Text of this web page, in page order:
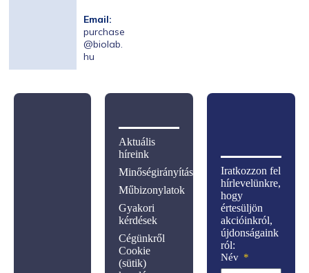
Email:
purchase
@biolab.
hu
Iratkozzon fel
hírlevelünkre,
hogy
értesüljön
akcióinkról,
újdonságaink
ról:
Név
Aktuális
híreink
Minőségirányítás
Műbizonylatok
Gyakori
kérdések
Cégünkről
Cookie
(sütik)